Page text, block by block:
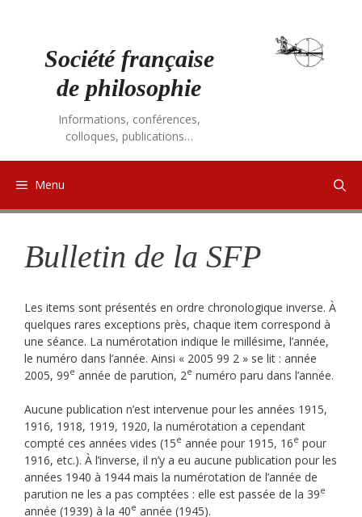
Société française
de philosophie
Informations, conférences,
colloques, publications…
Menu
Bulletin de la SFP
Les items sont présentés en ordre chronologique inverse. À
quelques rares exceptions près, chaque item correspond à
une séance. La numérotation indique le millésime, l’année,
le numéro dans l’année. Ainsi « 2005 99 2 » se lit : année
2005, 99e année de parution, 2e numéro paru dans l’année.
Aucune publication n’est intervenue pour les années 1915,
1916, 1918, 1919, 1920, la numérotation a cependant
compté ces années vides (15e année pour 1915, 16e pour
1916, etc.). À l’inverse, il n’y a eu aucune publication pour les
années 1940 à 1944 mais la numérotation de l’année de
parution ne les a pas comptées : elle est passée de la 39e
année (1939) à la 40e année (1945).